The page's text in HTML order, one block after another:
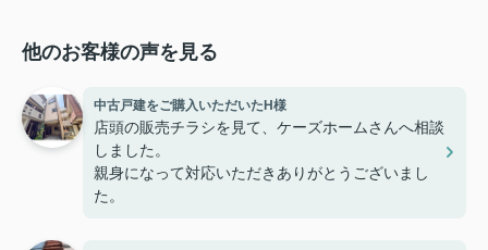
他のお客様の声を見る
中古戸建をご購入いただいたH様
店頭の販売チラシを見て、ケーズホームさんへ相談
しました。
親身になって対応いただきありがとうございまし
た。